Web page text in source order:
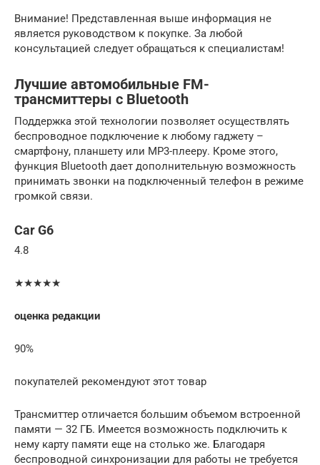
Внимание! Представленная выше информация не
является руководством к покупке. За любой
консультацией следует обращаться к специалистам!
Лучшие автомобильные FM-
трансмиттеры с Bluetooth
Поддержка этой технологии позволяет осуществлять
беспроводное подключение к любому гаджету –
смартфону, планшету или MP3-плееру. Кроме этого,
функция Bluetooth дает дополнительную возможность
принимать звонки на подключенный телефон в режиме
громкой связи.
Car G6
4.8
★★★★★
оценка редакции
90%
покупателей рекомендуют этот товар
Трансмиттер отличается большим объемом встроенной
памяти — 32 ГБ. Имеется возможность подключить к
нему карту памяти еще на столько же. Благодаря
беспроводной синхронизации для работы не требуется